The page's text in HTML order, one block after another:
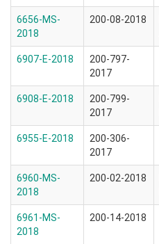
6656-MS-
2018
200-08-2018
6907-E-2018
200-797-
2017
6908-E-2018
200-799-
2017
6955-E-2018
200-306-
2017
6960-MS-
2018
200-02-2018
6961-MS-
2018
200-14-2018